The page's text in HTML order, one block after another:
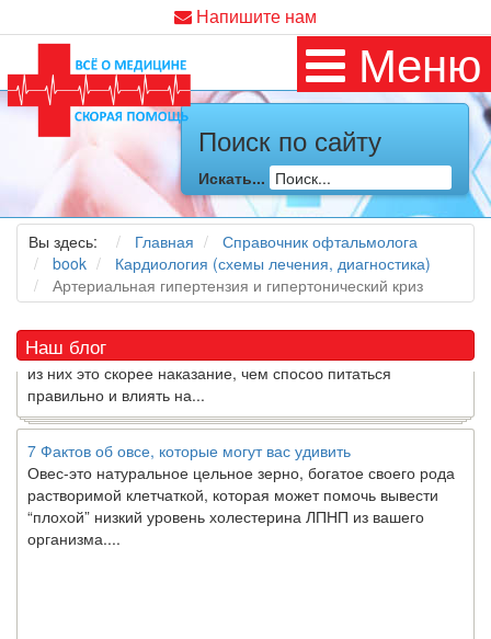
Напишите нам
Меню
Поиск по сайту
Искать...
Вы здесь: Главная
Справочник офтальмолога
book
Кардиология (схемы лечения, диагностика)
Артериальная гипертензия и гипертонический криз
Наш блог
Как я заболел во время локдауна?
Это странная ситуация: вы соблюдали все меры
предосторожности COVID-19 (вы почти все время дома),
но, тем не менее, вы каким-то образом простудились. Вы
можете задаться...
5 причин обратить внимание на средиземноморскую диету
приходят в нашу
из них это скорее наказание, чем способ питаться
правильно и влиять на...
Овес-это натуральное цельное зерно, богатое своего рода
растворимой клетчаткой, которая может помочь вывести
“плохой” низкий уровень холестерина ЛПНП из вашего
организма....